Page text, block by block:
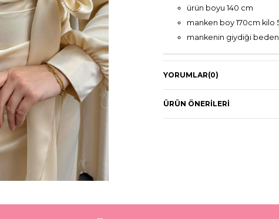
ürün boyu 140 cm
manken boy 170cm kilo
mankenin giydiği
YORUMLAR(0)
ÜRÜN ÖNERILERI